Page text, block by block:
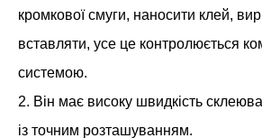
кромкової смуги, наносити клей,
вставляти, усе це контролюється
системою.
2. Він має високу швидкість
із точним розташуванням.